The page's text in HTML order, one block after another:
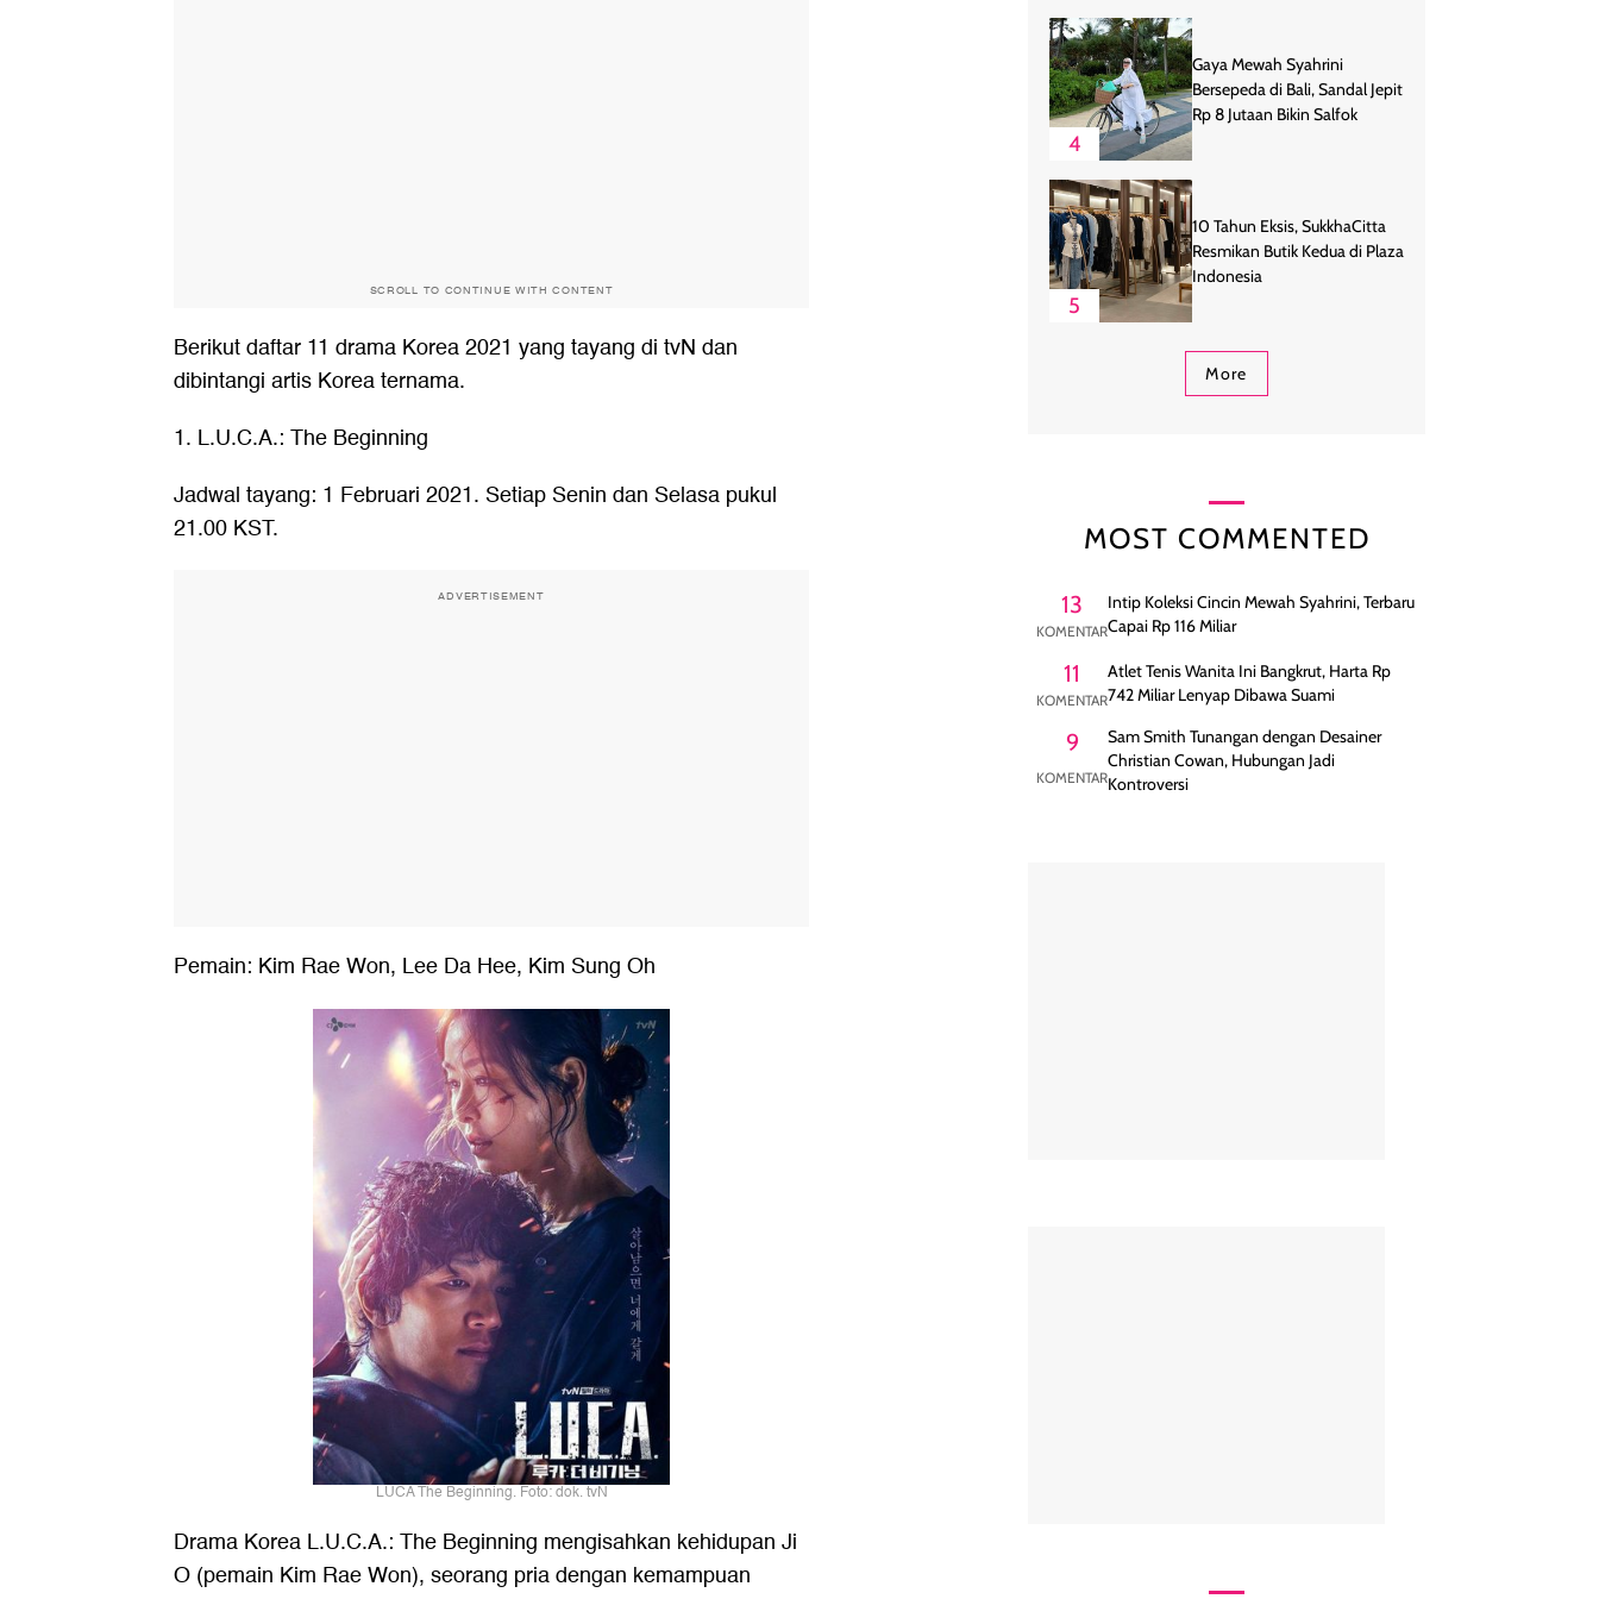
SCROLL TO CONTINUE WITH CONTENT
Berikut daftar 11 drama Korea 2021 yang tayang di tvN dan
dibintangi artis Korea ternama.
1. L.U.C.A.: The Beginning
Jadwal tayang: 1 Februari 2021. Setiap Senin dan Selasa pukul
21.00 KST.
ADVERTISEMENT
Pemain: Kim Rae Won, Lee Da Hee, Kim Sung Oh
LUCA The Beginning. Foto: dok. tvN
Drama Korea L.U.C.A.: The Beginning mengisahkan kehidupan Ji
O (pemain Kim Rae Won), seorang pria dengan kemampuan
4
Gaya Mewah Syahrini
Bersepeda di Bali, Sandal Jepit
Rp 8 Jutaan Bikin Salfok
5
10 Tahun Eksis, SukkhaCitta
Resmikan Butik Kedua di Plaza
Indonesia
More
MOST COMMENTED
13
KOMENTAR
Intip Koleksi Cincin Mewah Syahrini, Terbaru
Capai Rp 116 Miliar
11
KOMENTAR
Atlet Tenis Wanita Ini Bangkrut, Harta Rp
742 Miliar Lenyap Dibawa Suami
9
KOMENTAR
Sam Smith Tunangan dengan Desainer
Christian Cowan, Hubungan Jadi
Kontroversi